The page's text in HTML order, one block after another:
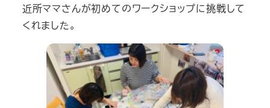
近所ママさんが初めてのワークショップに挑戦して
くれました。